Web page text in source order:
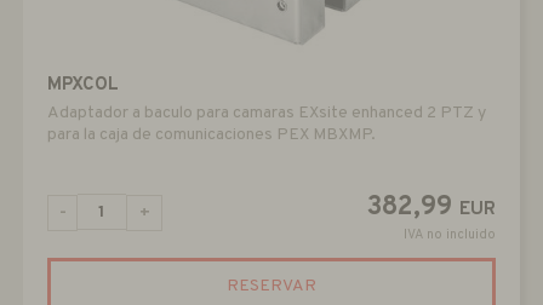
MPXCOL
Adaptador a baculo para camaras EXsite enhanced 2 PTZ y
para la caja de comunicaciones PEX MBXMP.
382,99 EUR
IVA no incluido
- +
RESERVAR